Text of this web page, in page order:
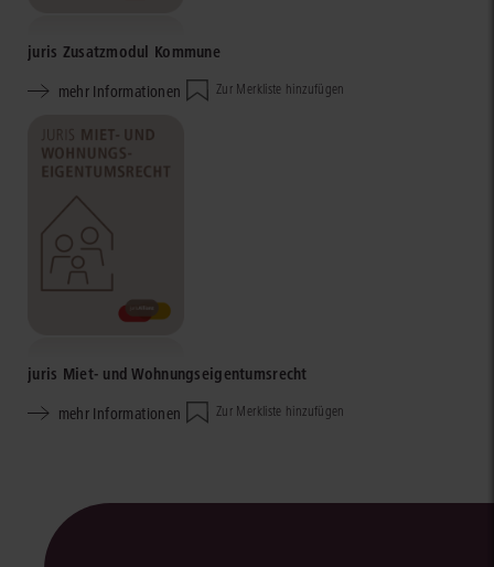
juris Zusatzmodul Kommune
mehr Informationen
Zur Merkliste hinzufügen
juris Miet- und Wohnungseigentumsrecht
mehr Informationen
Zur Merkliste hinzufügen